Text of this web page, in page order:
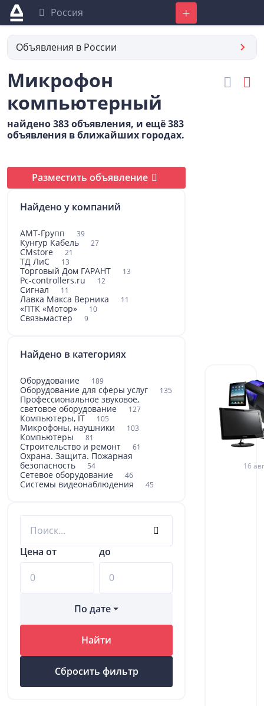
Россия Добавить
Объявления в России
Микрофон
компьютерный
найдено 383 объявления, и ещё 383
объявления в ближайших городах.
Разместить объявление
Найдено у компаний
АМТ-Групп 39
Кунгур Кабель 27
CMstore 21
ТД ЛиС 13
Торговый Дом ГАРАНТ 13
Pc-controllers.ru 12
Сигнал 11
Лавка Макса Верника 11
«ПТК «Мотор» 10
Связьмастер 9
Найдено в категориях
Оборудование 189
Оборудование для сферы услуг 135
Профессиональное звуковое,
световое оборудование
127
Компьютеры, IT 105
Микрофоны, наушники 103
Компьютеры 81
Строительство и ремонт 61
Охрана. Защита. Пожарная
безопасность
54
Сетевое оборудование 46
Системы видеонаблюдения 45
Цена от до
По дате
Найти
Сбросить фильтр
16